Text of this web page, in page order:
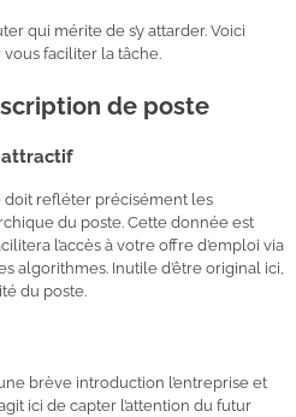
qui mérite de s’y attarder. Voici
faciliter la tâche.
de poste
attractif
doit refléter précisément les
du poste. Cette donnée est
l’accès à votre offre d’emploi via
algorithmes. Inutile d’être original ici,
du poste.
brève introduction l’entreprise et
ici de capter l’attention du futur